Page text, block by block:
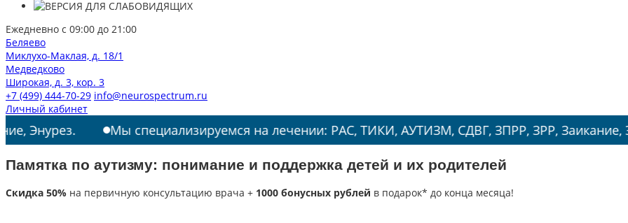
Ежедневно с 09:00 до 21:00
Беляево
Миклухо-Маклая, д. 18/1
Медведково
Широкая, д. 3, кор. 3
+7 (499) 444-70-29 info@neurospectrum.ru
Личный кабинет
Мы специализируемся на лечении: РАС, ТИКИ, АУТИЗМ, СДВГ, ЗПРР, ЗРР, Заикание, Энурез.
Памятка по аутизму: понимание и поддержка детей и их родителей
Скидка 50% на первичную консультацию врача + 1000 бонусных рублей в подарок* до конца месяца!